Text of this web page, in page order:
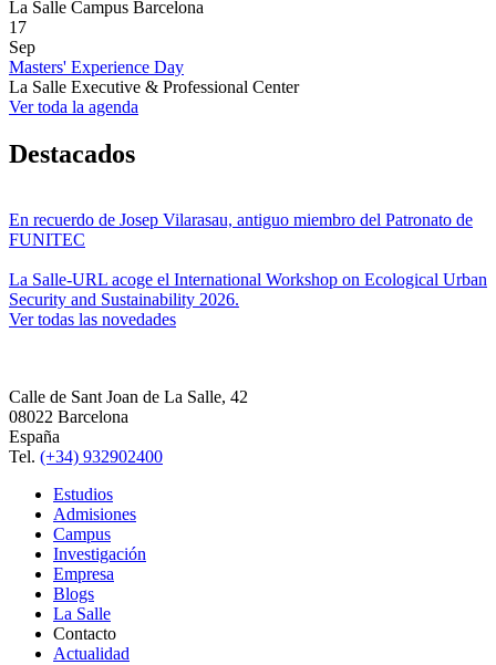
La Salle Campus Barcelona
17
Sep
Masters' Experience Day
La Salle Executive & Professional Center
Ver toda la agenda
Destacados
En recuerdo de Josep Vilarasau, antiguo miembro del Patronato de
FUNITEC
La Salle-URL acoge el International Workshop on Ecological Urban
Security and Sustainability 2026.
Ver todas las novedades
Calle de Sant Joan de La Salle, 42
08022 Barcelona
España
Tel. (+34) 932902400
Estudios
Admisiones
Campus
Investigación
Empresa
Blogs
La Salle
Contacto
Actualidad